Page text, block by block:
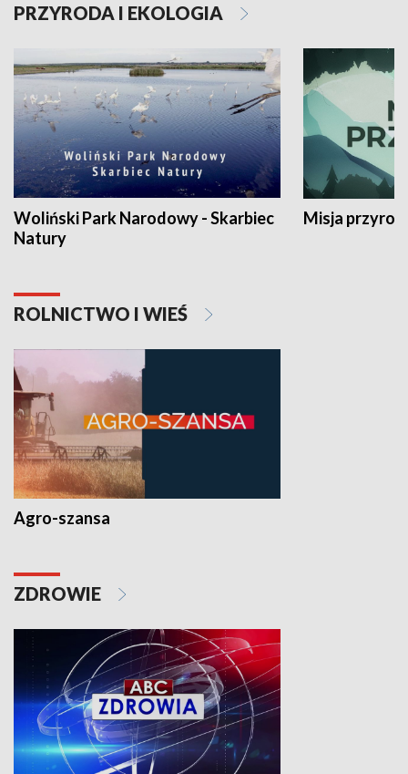
PRZYRODA I EKOLOGIA
Woliński Park Narodowy - Skarbiec
Natury
Misja
ROLNICTWO I WIEŚ
Agro-szansa
ZDROWIE